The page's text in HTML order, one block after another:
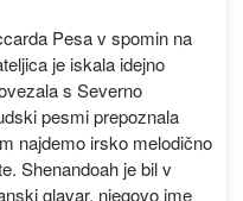
Pesa v spomin na
je iskala idejno
s Severno
pesmi prepoznala
najdemo irsko melodično
Shenandoah je bil v
glavar, njegovo ime